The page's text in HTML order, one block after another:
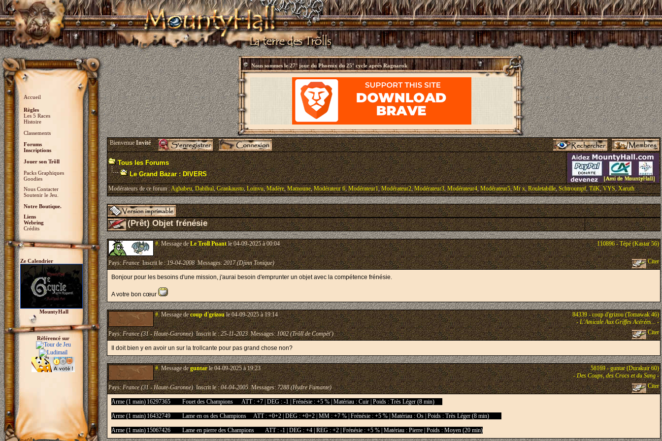
Accueil
Règles
Les 5 Races
Histoire
Classements
Forums
Inscriptions
Jouer son Trõll
Packs Graphiques
Goodies
Nous Contacter
Soutenir le Jeu.
Notre Boutique.
Liens
Webring
Crédits
Ze Calendrier
MountyHall
Référencé sur
Nous sommes le27° jour du Phoenix du 25° cycle après Ragnarok
BienvenueInvité
Tous les Forums
Le Grand Bazar : DIVERS
Modérateurs de ce forum :Aghabeu,Dabihul,Grankausto,Loinvu,Madère,Mamoune,Modérateur 6,Modérateur1,Modérateur2,Modérateur3,Modérateur4,Modérateur5,Mr x,Rouletabille,Schtroumpf,TilK,VYS,Xaruth
(Prêt) Objet frénésie
#.Message deLe Troll Puantle 04-09-2025 à 00:04 110896 - Tépé (Kastar 56)
Pays:FranceInscrit le :19-04-2008Messages:2017 (Djinn Tonique) Citer
Bonjour pour les besoins d'une mission, j'aurai besoin d'emprunter un objet avec la compétence frénésie.
A votre bon cœur
#.Message decoup d'grizoule 04-09-2025 à 19:14
84339 - coup d'grizou (Tomawak 46)
-L'Amicale Aux Griffes Acérées...-
Pays:France (31 - Haute-Garonne)Inscrit le :25-11-2023Messages:1002 (Trõll de Compèt') Citer
Il doit bien y en avoir un sur la trollcante pour pas grand chose non?
#.Message deguntarle 04-09-2025 à 19:23
58169 - guntar (Durakuir 60)
-Des Coups, des Crocs et du Sang-
Pays:France (31 - Haute-Garonne)Inscrit le :04-04-2005Messages:7288 (Hydre Fumante) Citer
Arme (1 main) 16297365 Fouet des Champions ATT : +7 | DEG : -1 | Frénésie : +5 % | Matériau : Cuir | Poids : Très Léger (8 min)
Arme (1 main) 16432749 Lame en os des Champions ATT : +0+2 | DEG : +0+2 | MM : +7 % | Frénésie : +5 % | Matériau : Os | Poids : Très Léger (8 min)
Arme (1 main) 15067426 Lame en pierre des Champions ATT : -1 | DEG : +4 | REG : +2 | Frénésie : +5 % | Matériau : Pierre | Poids : Moyen (20 min)